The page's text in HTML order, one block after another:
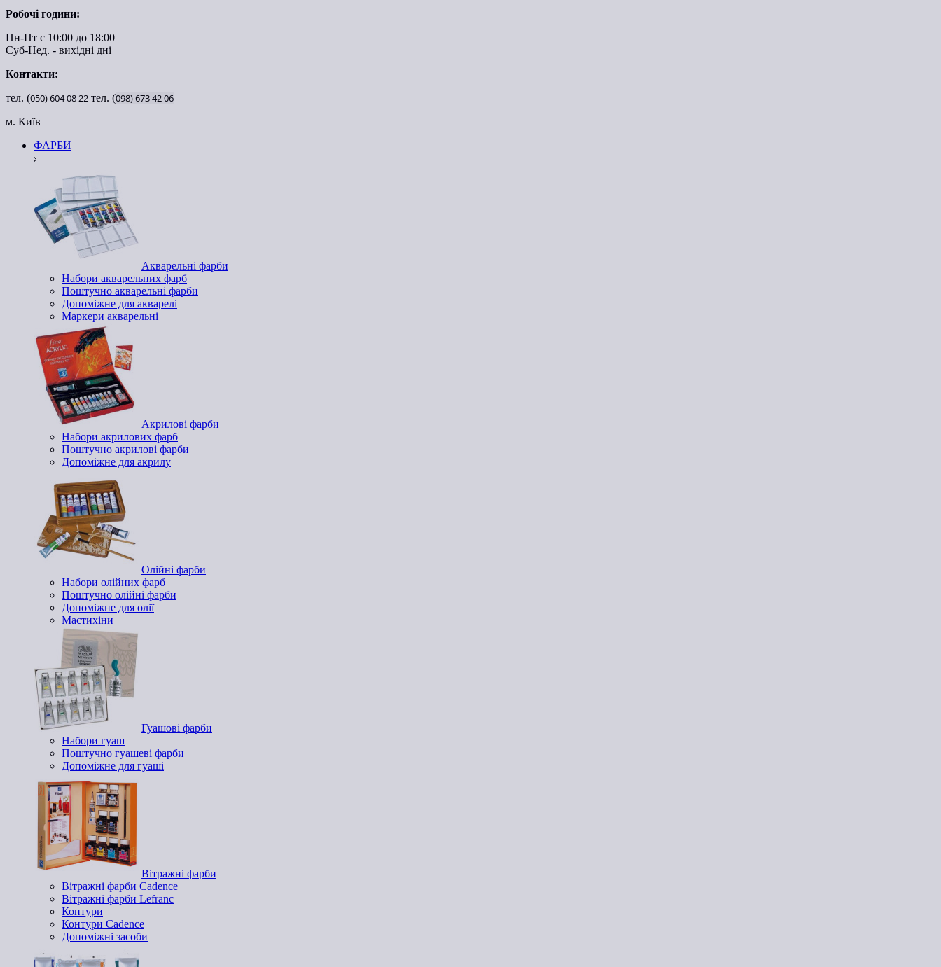
Робочі години:
Пн-Пт с 10:00 до 18:00
Суб-Нед. - вихідні дні
Контакти:
тел. (050)6040822 тел. (098)6734206
м. Київ
ФАРБИ
Акварельні фарби
Набори акварельних фарб
Поштучно акварельні фарби
Допоміжне для акварелі
Маркери акварельні
Акрилові фарби
Набори акрилових фарб
Поштучно акрилові фарби
Допоміжне для акрилу
Олійні фарби
Набори олійних фарб
Поштучно олійні фарби
Допоміжне для олії
Мастихіни
Гуашові фарби
Набори гуаш
Поштучно гуашеві фарби
Допоміжне для гуаші
Вітражні фарби
Вітражні фарби Cadence
Вітражні фарби Lefranc
Контури
Контури Cadence
Допоміжні засоби